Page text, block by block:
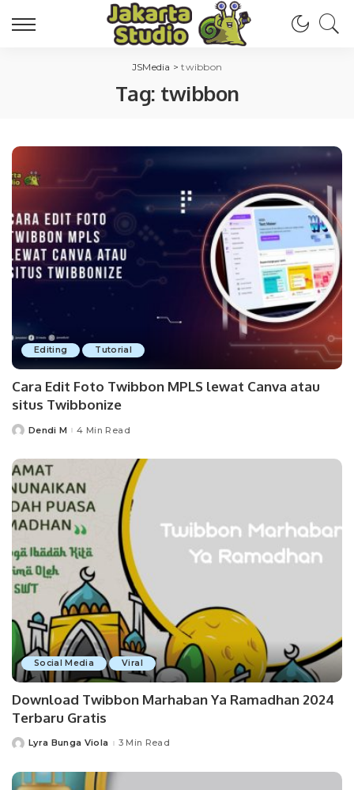
JSMedia >twibbon
Tag: twibbon
Editing Tutorial
Cara Edit Foto Twibbon MPLS lewat Canva atau
situs Twibbonize
PostedDendi M 4 Min Read
Social Media Viral
Download Twibbon Marhaban Ya Ramadhan 2024
Terbaru Gratis
PostedLyra Bunga Viola 3 Min Read